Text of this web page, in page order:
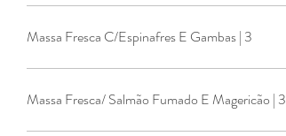
Massa Fresca C/Espinafres E Gambas | 3
Massa Fresca/ Salmão Fumado E Magericão | 3